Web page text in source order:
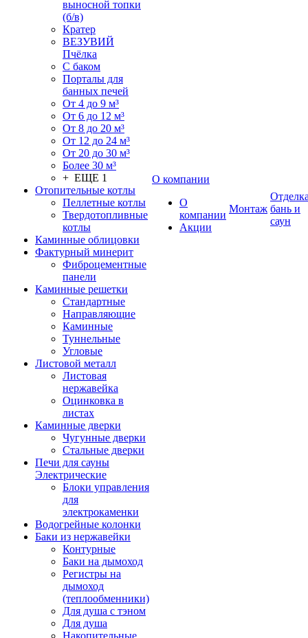
выносной топки
(б/в)
Кратер
ВЕЗУВИЙ
Пчёлка
С баком
Порталы для
банных печей
От 4 до 9 м³
От 6 до 12 м³
От 8 до 20 м³
От 12 до 24 м³
От 20 до 30 м³
Более 30 м³
+ ЕЩЕ 1
Отопительные котлы
Пеллетные котлы
Твердотопливные
котлы
Каминные облицовки
Фактурный минерит
Фиброцементные
панели
Каминные решетки
Стандартные
Направляющие
Каминные
Туннельные
Угловые
Листовой металл
Листовая
нержавейка
Оцинковка в
листах
Каминные дверки
Чугунные дверки
Стальные дверки
Печи для сауны
Электрические
Блоки управления
для
электрокаменки
Водогрейные колонки
Баки из нержавейки
Контурные
Баки на дымоход
Регистры на
дымоход
(теплообменники)
Для душа с тэном
Для душа
Накопительные
О компании
О
компании
Акции
Монтаж бань и
саун